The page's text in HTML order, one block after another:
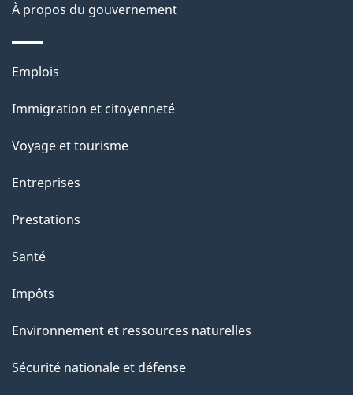
n
s
u
r
c
t
t
a
e
À propos du gouvernement
Thèmes
sujets
Emplois
Immigration et citoyenneté
Voyage et tourisme
Entreprises
Prestations
Santé
Impôts
Environnement et ressources naturelles
Sécurité nationale et défense